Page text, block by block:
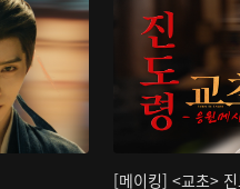
[메이킹] <교초>